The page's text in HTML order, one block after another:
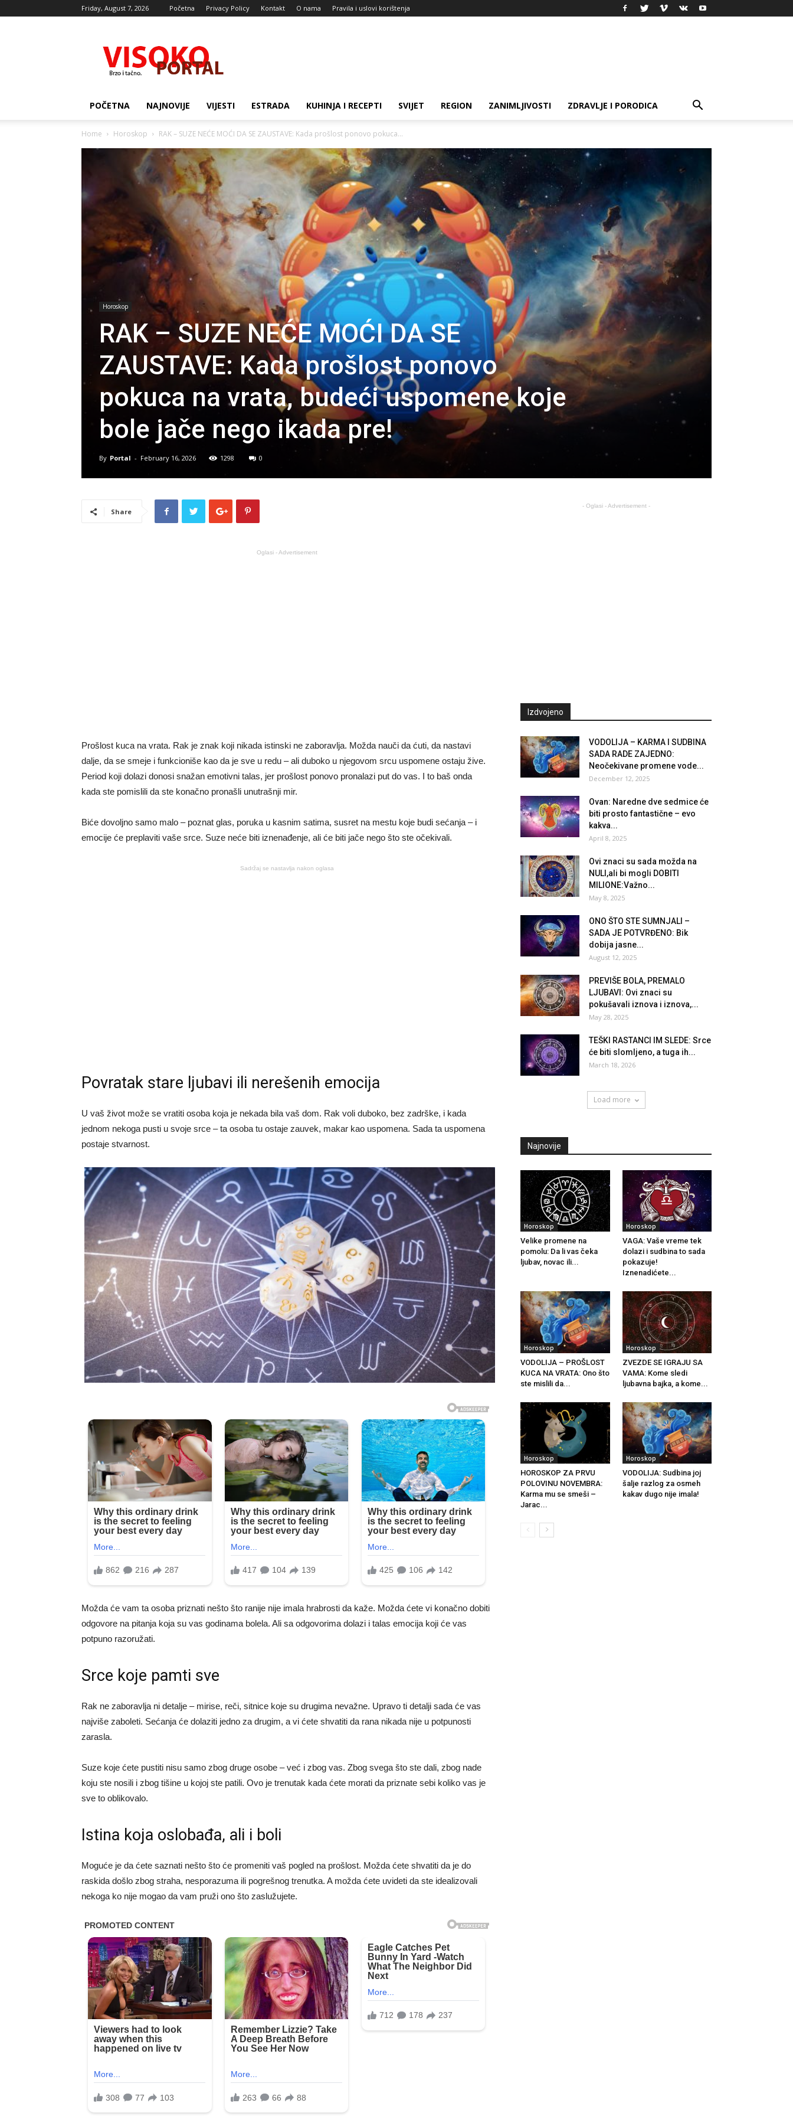
Friday, August 7, 2026 Početna Privacy Policy Kontakt O nama Pravila i uslovi korištenja
portal
POČETNA NAJNOVIJE VIJESTI ESTRADA KUHINJA I RECEPTI SVIJET REGION ZANIMLJIVOSTI ZDRAVLJE I PORODICA
Home Horoskop RAK – SUZE NEĆE MOĆI DA SE ZAUSTAVE: Kada prošlost ponovo pokuca...
Horoskop
RAK – SUZE NEĆE MOĆI DA SE
ZAUSTAVE: Kada prošlost ponovo
pokuca na vrata, budeći uspomene koje
bole jače nego ikada pre!
By Portal - February 16, 2026 1298 0
Share
Oglasi - Advertisement
Prošlost kuca na vrata. Rak je znak koji nikada istinski ne zaboravlja. Možda nauči da ćuti, da nastavi
dalje, da se smeje i funkcioniše kao da je sve u redu – ali duboko u njegovom srcu uspomene ostaju žive.
Period koji dolazi donosi snažan emotivni talas, jer prošlost ponovo pronalazi put do vas. I to baš onda
kada ste pomislili da ste konačno pronašli unutrašnji mir.
Biće dovoljno samo malo – poznat glas, poruka u kasnim satima, susret na mestu koje budi sećanja – i
emocije će preplaviti vaše srce. Suze neće biti iznenađenje, ali će biti jače nego što ste očekivali.
Sadržaj se nastavlja nakon oglasa
Povratak stare ljubavi ili nerešenih emocija
U vaš život može se vratiti osoba koja je nekada bila vaš dom. Rak voli duboko, bez zadrške, i kada
jednom nekoga pusti u svoje srce – ta osoba tu ostaje zauvek, makar kao uspomena. Sada ta uspomena
postaje stvarnost.
Možda će vam ta osoba priznati nešto što ranije nije imala hrabrosti da kaže. Možda ćete vi konačno dobiti
odgovore na pitanja koja su vas godinama bolela. Ali sa odgovorima dolazi i talas emocija koji će vas
potpuno razoružati.
Srce koje pamti sve
Rak ne zaboravlja ni detalje – mirise, reči, sitnice koje su drugima nevažne. Upravo ti detalji sada će vas
najviše zaboleti. Sećanja će dolaziti jedno za drugim, a vi ćete shvatiti da rana nikada nije u potpunosti
zarasla.
Suze koje ćete pustiti nisu samo zbog druge osobe – već i zbog vas. Zbog svega što ste dali, zbog nade
koju ste nosili i zbog tišine u kojoj ste patili. Ovo je trenutak kada ćete morati da priznate sebi koliko vas je
sve to oblikovalo.
Istina koja oslobađa, ali i boli
Moguće je da ćete saznati nešto što će promeniti vaš pogled na prošlost. Možda ćete shvatiti da je do
raskida došlo zbog straha, nesporazuma ili pogrešnog trenutka. A možda ćete uvideti da ste idealizovali
nekoga ko nije mogao da vam pruži ono što zaslužujete.
- Oglasi - Advertisement -
Izdvojeno
VODOLIJA – KARMA I SUDBINA
SADA RADE ZAJEDNO:
Neočekivane promene vode...
December 12, 2025
Ovan: Naredne dve sedmice će
biti prosto fantastične – evo
kakva...
April 8, 2025
Ovi znaci su sada možda na
NULI,ali bi mogli DOBITI
MILIONE:Važno...
May 8, 2025
ONO ŠTO STE SUMNJALI –
SADA JE POTVRĐENO: Bik
dobija jasne...
August 12, 2025
PREVIŠE BOLA, PREMALO
LJUBAVI: Ovi znaci su
pokušavali iznova i iznova,...
May 28, 2025
TEŠKI RASTANCI IM SLEDE: Srce
će biti slomljeno, a tuga ih...
March 18, 2026
Load more
Najnovije
Horoskop
Velike promene na
pomolu: Da li vas čeka
ljubav, novac ili...
Horoskop
VAGA: Vaše vreme tek
dolazi i sudbina to sada
pokazuje!
Iznenadićete...
Horoskop
VODOLIJA – PROŠLOST
KUCA NA VRATA: Ono što
ste mislili da...
Horoskop
ZVEZDE SE IGRAJU SA
VAMA: Kome sledi
ljubavna bajka, a kome...
Horoskop
HOROSKOP ZA PRVU
POLOVINU NOVEMBRA:
Karma mu se smeši –
Jarac...
Horoskop
VODOLIJA: Sudbina joj
šalje razlog za osmeh
kakav dugo nije imala!